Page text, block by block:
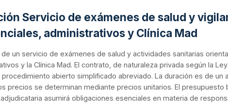
Servicio de exámenes de salud y
administrativos y Clínica Mad
un servicio de exámenes de salud y actividades sanitarias
y la Clínica Mad. El contrato, de naturaleza privada según la
abierto simplificado abreviado. La duración es de
precios se determinan mediante precios unitarios. El
asumirá obligaciones esenciales en materia de